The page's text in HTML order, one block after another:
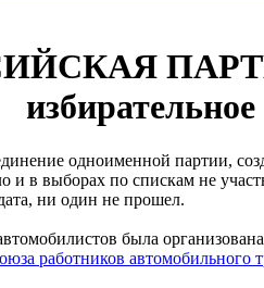
одноименной партии,
выборах по спискам не
ни один не прошел.
была организована
работников автомобильного